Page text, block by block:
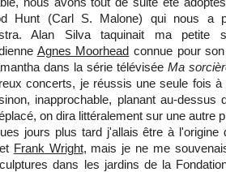
Hunt (Carl S. Malone) qui nous a
Alan Silva taquinait ma petite
Agnes Moorhead connue pour
dans la série télévisée Ma
concerts, je réussis une seule fois
inapprochable, planant au-dessus
on dira littéralement sur une autre
jours plus tard j'allais être à l'origine
Frank Wright, mais je ne me
dans les jardins de la